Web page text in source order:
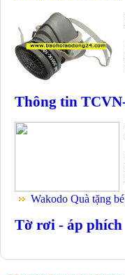
Thông tin
Wakodo Quà tặng
Tờ rơi - áp phích